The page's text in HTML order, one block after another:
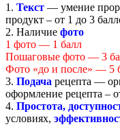
1. Текст — умение
продукт – от 1 до 3
2. Наличие фото
1 фото — 1 балл
Пошаговые фото — 3
Фото «до и после» — 5
3. Подача рецепта —
оформление рецепта –
4. Простота,
условиях,